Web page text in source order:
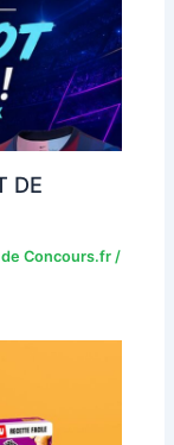
DE
de Concours.fr/